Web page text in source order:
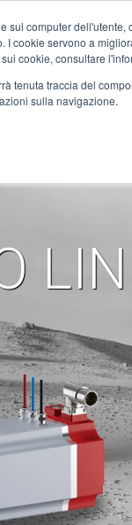
sul computer
I cookie servono a
cookie, consultare
tenuta traccia del
sulla navigazione.
Home
ANWENDUNGEN